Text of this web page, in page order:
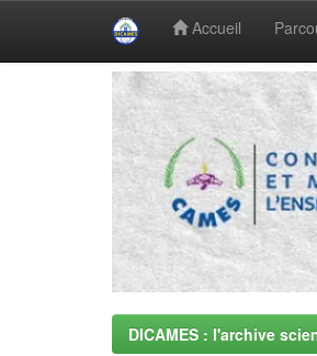
Accueil
DICAMES : l'archive